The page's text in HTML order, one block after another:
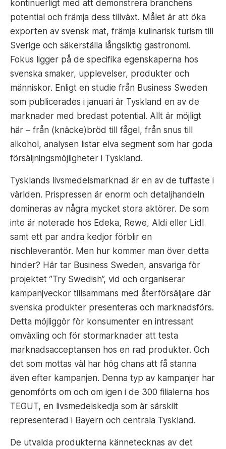
kontinuerligt med att demonstrera branchens
potential och främja dess tillväxt. Målet är att öka
exporten av svensk mat, främja kulinarisk turism till
Sverige och säkerställa långsiktig gastronomi.
Fokus ligger på de specifika egenskaperna hos
svenska smaker, upplevelser, produkter och
människor. Enligt en studie från Business Sweden
som publicerades i januari är Tyskland en av de
marknader med bredast potential. Allt är möjligt
här – från (knäcke)bröd till fågel, från snus till
alkohol, analysen listar elva segment som har goda
försäljningsmöjligheter i Tyskland.
Tysklands livsmedelsmarknad är en av de tuffaste i
världen. Prispressen är enorm och detaljhandeln
domineras av några mycket stora aktörer. De som
inte är noterade hos Edeka, Rewe, Aldi eller Lidl
samt ett par andra kedjor förblir en
nischleverantör. Men hur kommer man över detta
hinder? Här tar Business Sweden, ansvariga för
projektet ”Try Swedish”, vid och organiserar
kampanjveckor tillsammans med återförsäljare där
svenska produkter presenteras och marknadsförs.
Detta möjliggör för konsumenter en intressant
omväxling och för stormarknader att testa
marknadsacceptansen hos en rad produkter. Och
det som mottas väl har hög chans att få stanna
även efter kampanjen. Denna typ av kampanjer har
genomförts om och om igen i de 300 filialerna hos
TEGUT, en livsmedelskedja som är särskilt
representerad i Bayern och centrala Tyskland.
De utvalda produkterna kännetecknas av det